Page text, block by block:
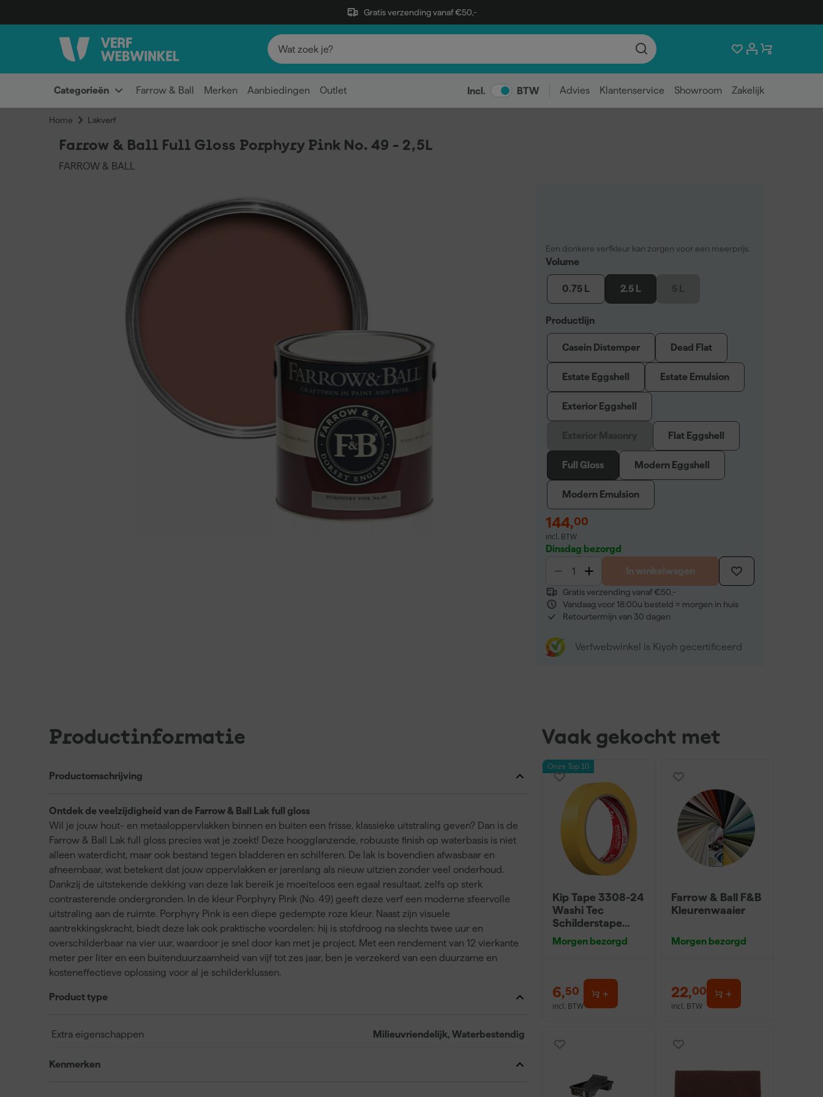
Gratis verzending vanaf €50,-
Categorieën Farrow & Ball Merken Aanbiedingen Outlet Incl. BTW Advies Klantenservice Showroom Zakelijk
Home Lakverf
Farrow & Ball Full Gloss Porphyry Pink No. 49 - 2,5L
FARROW & BALL
Een donkere verfkleur kan zorgen voor een meerprijs.
Volume
0.75 L 2.5 L
Productlijn
Casein Distemper Dead Flat
Estate Eggshell Estate Emulsion
Exterior Eggshell
Flat Eggshell
Full Gloss Modern Eggshell
Modern Emulsion
144,00
incl. BTW
Dinsdag bezorgd
In winkelwagen
Gratis verzending vanaf €50,-
Vandaag voor 18:00u besteld = morgen in huis
Retourtermijn van 30 dagen
Verfwebwinkel is Kiyoh gecertificeerd
Productinformatie
Productomschrijving
Ontdek de veelzijdigheid van de Farrow & Ball Lak full gloss
Wil je jouw hout- en metaaloppervlakken binnen en buiten een frisse, klassieke uitstraling geven? Dan is de
Farrow & Ball Lak full gloss precies wat je zoekt! Deze hoogglanzende, robuuste finish op waterbasis is niet
alleen waterdicht, maar ook bestand tegen bladderen en schilferen. De lak is bovendien afwasbaar en
afneembaar, wat betekent dat jouw oppervlakken er jarenlang als nieuw uitzien zonder veel onderhoud.
Dankzij de uitstekende dekking van deze lak bereik je moeiteloos een egaal resultaat, zelfs op sterk
contrasterende ondergronden. In de kleur Porphyry Pink (No. 49) geeft deze verf een moderne sfeervolle
uitstraling aan de ruimte. Porphyry Pink is een diepe gedempte roze kleur. Naast zijn visuele
aantrekkingskracht, biedt deze lak ook praktische voordelen: hij is stofdroog na slechts twee uur en
overschilderbaar na vier uur, waardoor je snel door kan met je project. Met een rendement van 12 vierkante
meter per liter en een buitenduurzaamheid van vijf tot zes jaar, ben je verzekerd van een duurzame en
kosteneffectieve oplossing voor al je schilderklussen.
Product type
Extra eigenschappen Milieuvriendelijk, Waterbestendig
Kenmerken
Vaak gekocht met
Onze Top 10
Kip Tape 3308-24
Washi Tec
Schilderstape
Gold - 24mm x
50m
Morgen bezorgd
6,50
incl. BTW
Farrow & Ball F&B
Kleurenwaaier
Morgen bezorgd
22,00
incl. BTW